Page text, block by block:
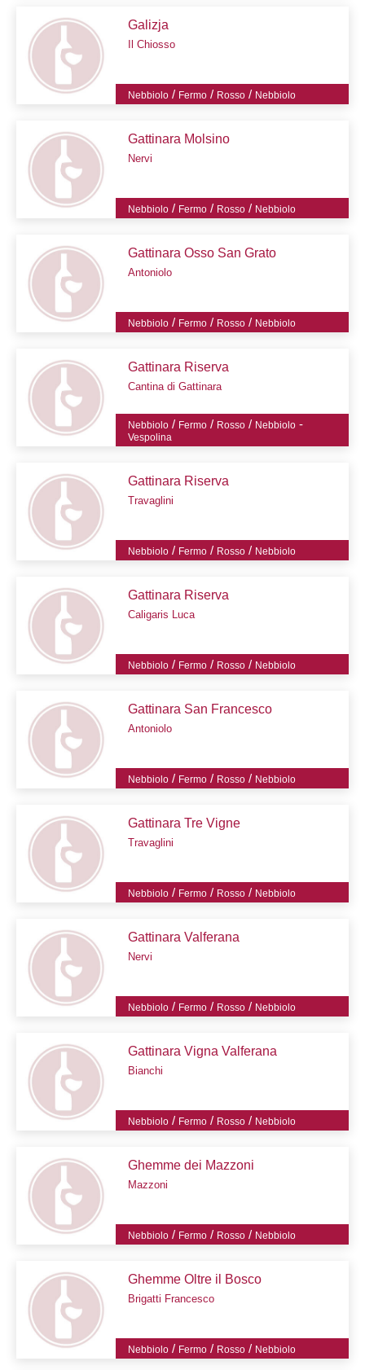
Galizja
Il Chiosso
Nebbiolo / Fermo / Rosso / Nebbiolo
Gattinara Molsino
Nervi
Nebbiolo / Fermo / Rosso / Nebbiolo
Gattinara Osso San Grato
Antoniolo
Nebbiolo / Fermo / Rosso / Nebbiolo
Gattinara Riserva
Cantina di Gattinara
Nebbiolo / Fermo / Rosso / Nebbiolo -
Vespolina
Gattinara Riserva
Travaglini
Nebbiolo / Fermo / Rosso / Nebbiolo
Gattinara Riserva
Caligaris Luca
Nebbiolo / Fermo / Rosso / Nebbiolo
Gattinara San Francesco
Antoniolo
Nebbiolo / Fermo / Rosso / Nebbiolo
Gattinara Tre Vigne
Travaglini
Nebbiolo / Fermo / Rosso / Nebbiolo
Gattinara Valferana
Nervi
Nebbiolo / Fermo / Rosso / Nebbiolo
Gattinara Vigna Valferana
Bianchi
Nebbiolo / Fermo / Rosso / Nebbiolo
Ghemme dei Mazzoni
Mazzoni
Nebbiolo / Fermo / Rosso / Nebbiolo
Ghemme Oltre il Bosco
Brigatti Francesco
Nebbiolo / Fermo / Rosso / Nebbiolo